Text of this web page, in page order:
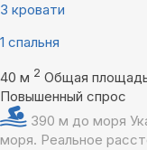
3 кровати
1 спальня
40 м 2 Общая
Повышенный спрос
390 м до моря
моря. Реальное